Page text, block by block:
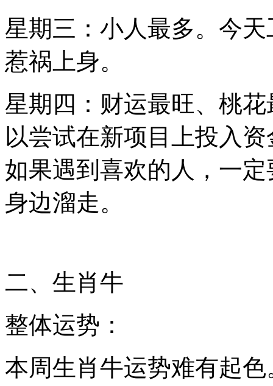
星期三：小人最多。今
惹祸上身。
星期四：财运最旺、桃
以尝试在新项目上投入
如果遇到喜欢的人，一
身边溜走。
二、生肖牛
整体运势：
本周生肖牛运势难有起